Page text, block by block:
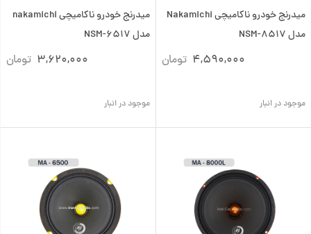
میدرنج خودرو ناکامیچی Nakamichi
مدل NSM-8517
4,590,000 تومان
موجود در انبار
میدرنج خودرو ناکامیچی nakamichi
مدل NSM-6517
3,620,000 تومان
موجود در انبار